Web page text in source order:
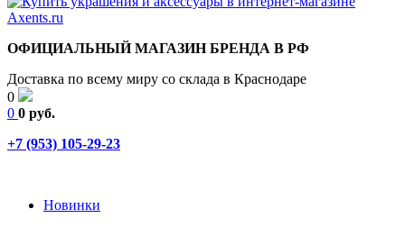
ОФИЦИАЛЬНЫЙ МАГАЗИН БРЕНДА В РФ
Доставка по всему миру со склада в Краснодаре
0
0 0 руб.
+7 (953) 105-29-23
Новинки